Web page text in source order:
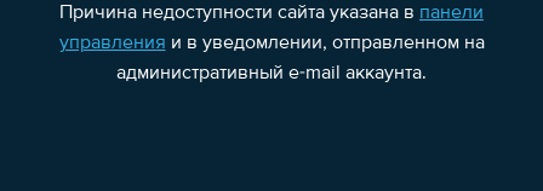
Причина недоступности сайта указана в панели
управления и в уведомлении, отправленном на
административный e-mail аккаунта.